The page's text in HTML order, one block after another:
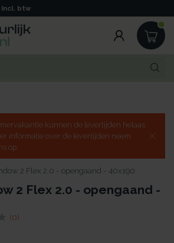
Incl. btw
kunnen de levertijden helaas
informatie over de levertijden neem
op.
2 Flex 2.0 - opengaand - 40x190
2 Flex 2.0 - opengaand -
(0)